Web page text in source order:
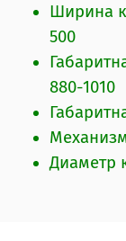
Ширина
500
880-1010
Диаметр